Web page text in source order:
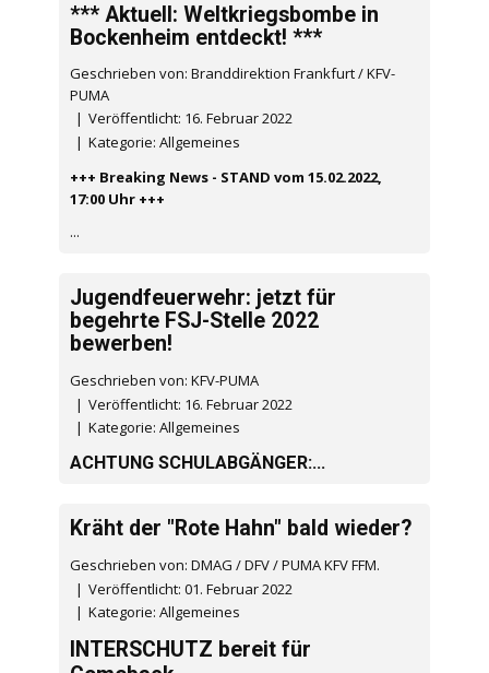
*** Aktuell: Weltkriegsbombe in
Bockenheim entdeckt! ***
Geschrieben von: Branddirektion Frankfurt / KFV-
PUMA
Veröffentlicht: 16. Februar 2022
Kategorie: Allgemeines
+++ Breaking News - STAND vom 15.02.2022,
17:00 Uhr +++
...
Jugendfeuerwehr: jetzt für
begehrte FSJ-Stelle 2022
bewerben!
Geschrieben von: KFV-PUMA
Veröffentlicht: 16. Februar 2022
Kategorie: Allgemeines
ACHTUNG SCHULABGÄNGER:...
Kräht der "Rote Hahn" bald wieder?
Geschrieben von: DMAG / DFV / PUMA KFV FFM.
Veröffentlicht: 01. Februar 2022
Kategorie: Allgemeines
INTERSCHUTZ bereit für